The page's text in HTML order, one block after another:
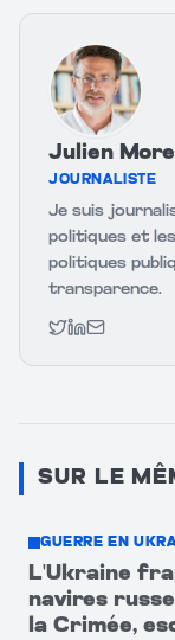
Julien
JOURNALISTE
Je suis
politiques et
politiques
transparence.
SUR LE
GUERRE EN
L'Ukraine
navires
la Crimée,